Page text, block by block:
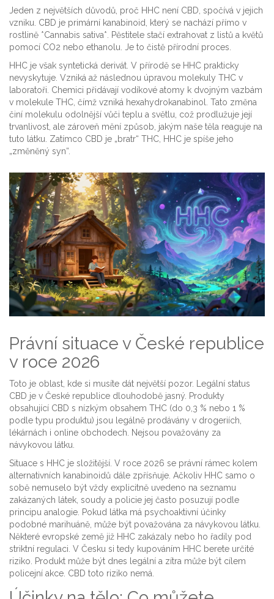
Jeden z největších důvodů, proč HHC není CBD, spočívá v jejich
vzniku. CBD je primární kanabinoid, který se nachází přímo v
rostlině *Cannabis sativa*. Pěstitele stačí extrahovat z listů a květů
pomocí CO2 nebo ethanolu. Je to čistě přírodní proces.
HHC je však syntetická derivát. V přírodě se HHC prakticky
nevyskytuje. Vzniká až následnou úpravou molekuly THC v
laboratoři. Chemici přidávají vodíkové atomy k dvojným vazbám
v molekule THC, čímž vzniká hexahydrokanabinol. Tato změna
činí molekulu odolnější vůči teplu a světlu, což prodlužuje její
trvanlivost, ale zároveň mění způsob, jakým naše těla reaguje na
tuto látku. Zatímco CBD je „bratr“ THC, HHC je spíše jeho
„změněný syn“.
Právní situace v České republice
v roce 2026
Toto je oblast, kde si musíte dát největší pozor. Legální status
CBD je v České republice dlouhodobě jasný. Produkty
obsahující CBD s nízkým obsahem THC (do 0,3 % nebo 1 %
podle typu produktu) jsou legálně prodávány v drogeriích,
lékárnách i online obchodech. Nejsou považovány za
návykovou látku.
Situace s HHC je složitější. V roce 2026 se právní rámec kolem
alternativních kanabinoidů dále zpřísňuje. Ačkoliv HHC samo o
sobě nemuselo být vždy explicitně uvedeno na seznamu
zakázaných látek, soudy a policie jej často posuzují podle
principu analogie. Pokud látka má psychoaktivní účinky
podobné marihuáně, může být považována za návykovou látku.
Některé evropské země již HHC zakázaly nebo ho řadily pod
striktní regulaci. V Česku si tedy kupováním HHC berete určité
riziko. Produkt může být dnes legální a zítra může být cílem
policejní akce. CBD toto riziko nemá.